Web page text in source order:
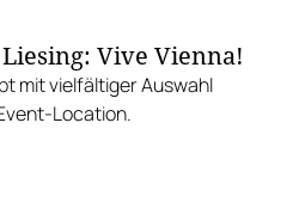
Vive Vienna!
mit vielfältiger Auswahl
Location.